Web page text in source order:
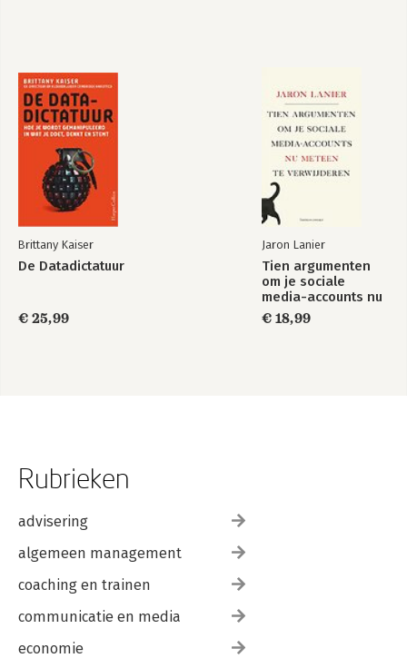
Brittany Kaiser
De Datadictatuur
€ 25,99
Jaron Lanier
Tien argumenten
om je sociale
media-accounts nu
meteen te
verwijderen
€ 18,99
Rubrieken
advisering
algemeen management
coaching en trainen
communicatie en media
economie